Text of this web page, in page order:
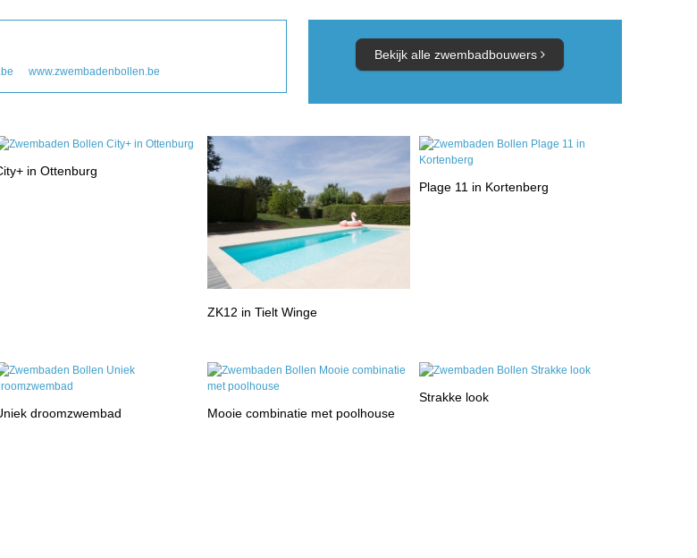
www.zwembadenbollen.be
Bekijk alle zwembadbouwers
in Ottenburg
ZK12 in Tielt Winge
Plage 11 in Kortenberg
droomzwembad Mooie combinatie met poolhouse
Strakke look